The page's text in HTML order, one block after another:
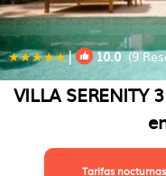
| 10.0(9
VILLA SERENITY
Tarifas